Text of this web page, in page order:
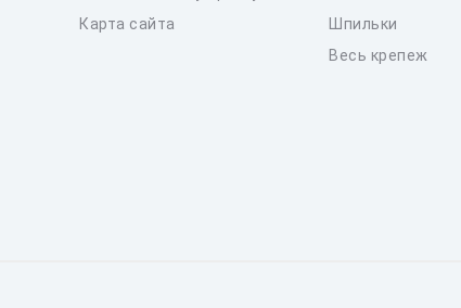
Карта сайта
Шпильки
Весь крепеж